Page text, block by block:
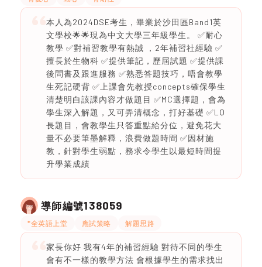
本人為2024DSE考生，畢業於沙田區Band1英
文學校🌟🌟現為中文大學三年級學生。 ✅耐心
教學 ✅對補習教學有熱誠 ，2年補習社經驗 ✅
擅長於生物科 ✅提供筆記，歷屆試題 ✅提供課
後問書及跟進服務 ✅熟悉答題技巧，唔會教學
生死記硬背 ✅上課會先教授concepts確保學生
清楚明白該課內容才做題目 ✅MC選擇題，會為
學生深入解題，又可弄清概念，打好基礎 ✅LQ
長題目，會教學生只答重點給分位，避免花大
量不必要筆墨解釋，浪費做題時間 ✅因材施
教，針對學生弱點，務求令學生以最短時間提
升學業成績
導師編號138059
*全英語上堂 應試策略 解題思路
家長你好 我有4年的補習經驗 對待不同的學生
會有不一樣的教學方法 會根據學生的需求找出